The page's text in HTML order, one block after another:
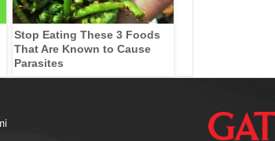
Stop Eating These 3 Foods
That Are Known to Cause
Parasites